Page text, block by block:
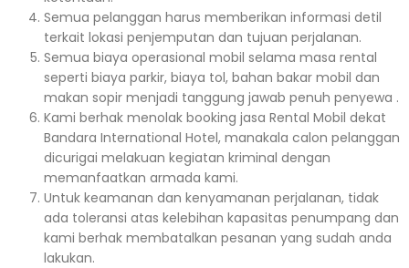
Semua pelanggan harus memberikan informasi detil
terkait lokasi penjemputan dan tujuan perjalanan.
Semua biaya operasional mobil selama masa rental
seperti biaya parkir, biaya tol, bahan bakar mobil dan
makan sopir menjadi tanggung jawab penuh penyewa .
Kami berhak menolak booking jasa Rental Mobil dekat
Bandara International Hotel, manakala calon pelanggan
dicurigai melakuan kegiatan kriminal dengan
memanfaatkan armada kami.
Untuk keamanan dan kenyamanan perjalanan, tidak
ada toleransi atas kelebihan kapasitas penumpang dan
kami berhak membatalkan pesanan yang sudah anda
lakukan.